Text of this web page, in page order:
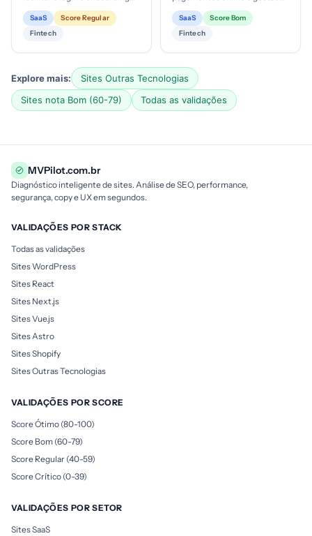
via app; mercado-alvo retail
inwestidores que buscam
simpl...
SaaS
Score Regular
Fintech
financeira para lojistas; estágio
de maturidade digital com foco
e...
SaaS
Score Bom
Fintech
Explore mais:
Sites Outras Tecnologias
Sites nota Bom (60-79)
Todas as validações
MVPilot.com.br
Diagnóstico inteligente de sites. Análise de SEO, performance,
segurança, copy e UX em segundos.
VALIDAÇÕES POR STACK
Todas as validações
Sites WordPress
Sites React
Sites Next.js
Sites Vue.js
Sites Astro
Sites Shopify
Sites Outras Tecnologias
VALIDAÇÕES POR SCORE
Score Ótimo (80-100)
Score Bom (60-79)
Score Regular (40-59)
Score Crítico (0-39)
VALIDAÇÕES POR SETOR
Sites SaaS